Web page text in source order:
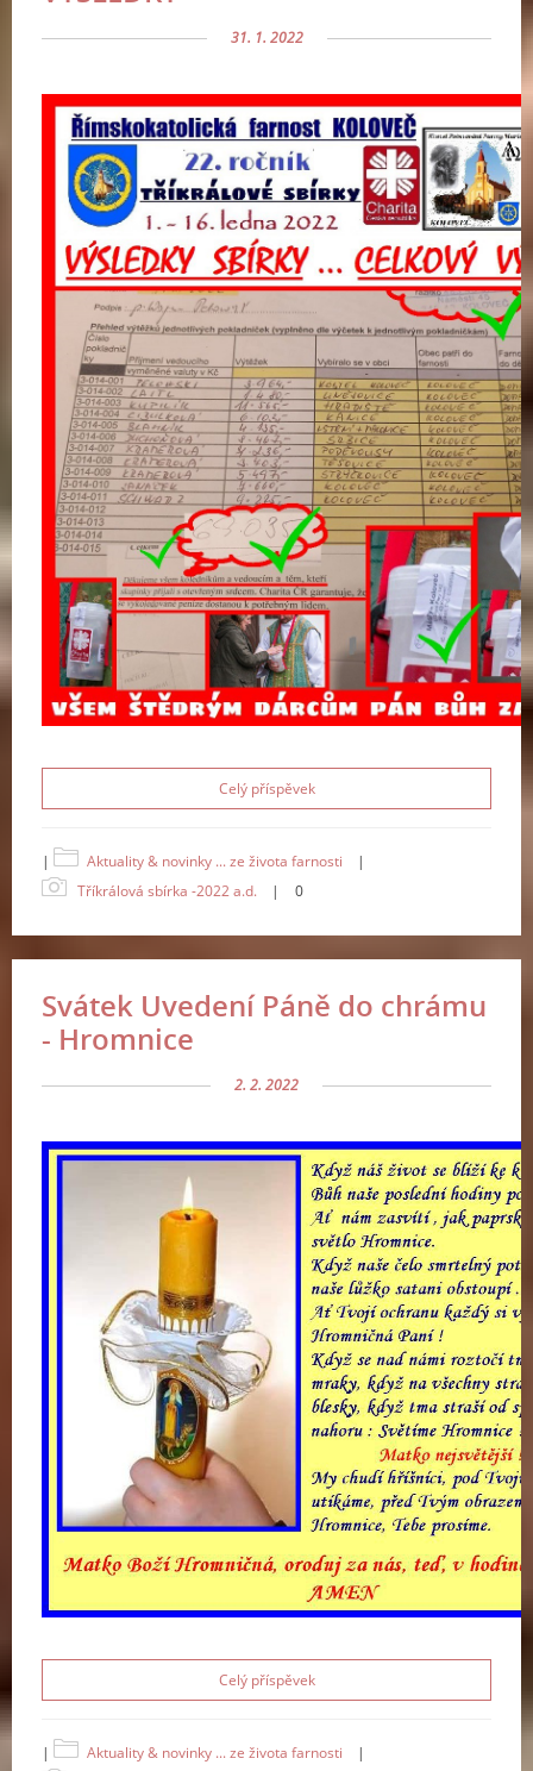
31. 1. 2022
Celý příspěvek
| Aktuality & novinky ... ze života farnosti
|
Tříkrálová sbírka -2022 a.d.
| 0
Svátek Uvedení Páně do chrámu
- Hromnice
2. 2. 2022
Celý příspěvek
| Aktuality & novinky ... ze života farnosti
|